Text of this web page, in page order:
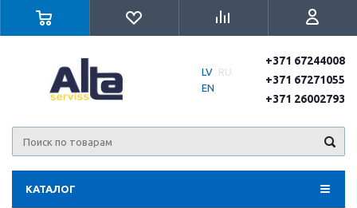
LV RU
EN
+371 67244008
+371 67271055
+371 26002793
КАТАЛОГ